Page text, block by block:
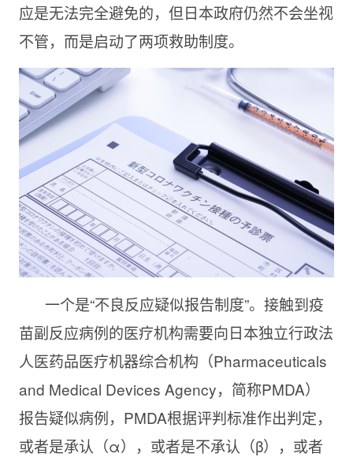
应是无法完全避免的，但日本政府仍然不会坐视
不管，而是启动了两项救助制度。
一个是“不良反应疑似报告制度”。接触到疫
苗副反应病例的医疗机构需要向日本独立行政法
人医药品医疗机器综合机构（Pharmaceuticals
and Medical Devices Agency，简称PMDA）
报告疑似病例，PMDA根据评判标准作出判定，
或者是承认（α），或者是不承认（β），或者